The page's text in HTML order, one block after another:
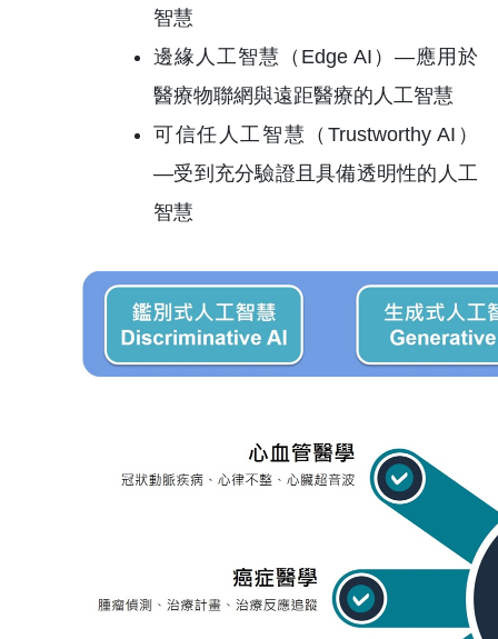
智慧
邊緣人工智慧（Edge AI）—應用於
醫療物聯網與遠距醫療的人工智慧
可信任人工智慧（Trustworthy AI）
—受到充分驗證且具備透明性的人工
智慧